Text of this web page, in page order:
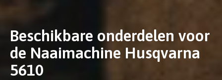
Beschikbare onderdelen voor
de Naaimachine Husqvarna
5610